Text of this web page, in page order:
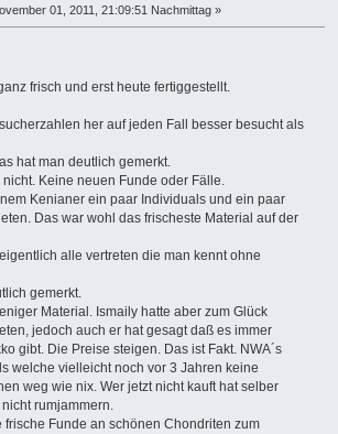
01, 2011, 21:09:51 Nachmittag »
frisch und erst heute fertiggestellt.
her auf jeden Fall besser besucht als
hat man deutlich gemerkt.
Keine neuen Funde oder Fälle.
Kenianer ein paar Individuals und ein paar
Das war wohl das frischeste Material auf der
alle vertreten die man kennt ohne
gemerkt.
Material. Ismaily hatte aber zum Glück
jedoch auch er hat gesagt daß es immer
gibt. Die Preise steigen. Das ist Fakt. NWA´s
welche vielleicht noch vor 3 Jahren keine
weg wie nix. Wer jetzt nicht kauft hat selber
rumjammern.
Funde an schönen Chondriten zum